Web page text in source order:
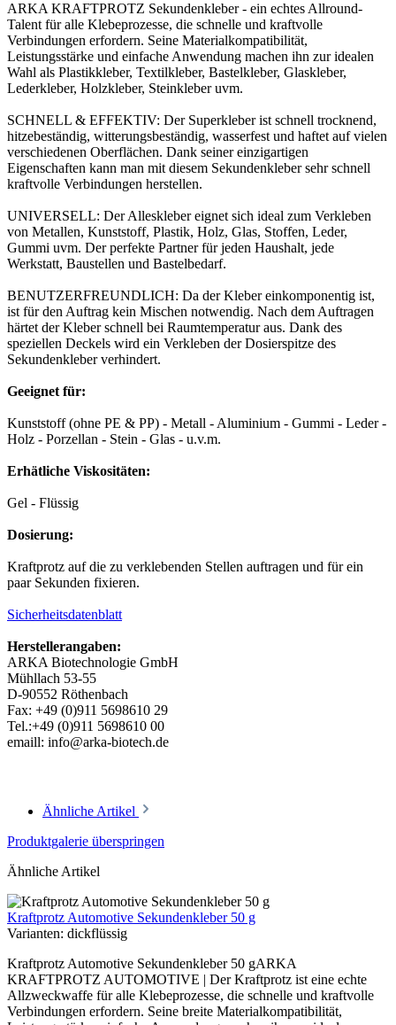
ARKA KRAFTPROTZ Sekundenkleber - ein echtes Allround-
Talent für alle Klebeprozesse, die schnelle und kraftvolle
Verbindungen erfordern. Seine Materialkompatibilität,
Leistungsstärke und einfache Anwendung machen ihn zur idealen
Wahl als Plastikkleber, Textilkleber, Bastelkleber, Glaskleber,
Lederkleber, Holzkleber, Steinkleber uvm.
SCHNELL & EFFEKTIV: Der Superkleber ist schnell trocknend,
hitzebeständig, witterungsbeständig, wasserfest und haftet auf vielen
verschiedenen Oberflächen. Dank seiner einzigartigen
Eigenschaften kann man mit diesem Sekundenkleber sehr schnell
kraftvolle Verbindungen herstellen.
UNIVERSELL: Der Alleskleber eignet sich ideal zum Verkleben
von Metallen, Kunststoff, Plastik, Holz, Glas, Stoffen, Leder,
Gummi uvm. Der perfekte Partner für jeden Haushalt, jede
Werkstatt, Baustellen und Bastelbedarf.
BENUTZERFREUNDLICH: Da der Kleber einkomponentig ist,
ist für den Auftrag kein Mischen notwendig. Nach dem Auftragen
härtet der Kleber schnell bei Raumtemperatur aus. Dank des
speziellen Deckels wird ein Verkleben der Dosierspitze des
Sekundenkleber verhindert.
Geeignet für:
Kunststoff (ohne PE & PP) - Metall - Aluminium - Gummi - Leder -
Holz - Porzellan - Stein - Glas - u.v.m.
Erhätliche Viskositäten:
Gel - Flüssig
Dosierung:
Kraftprotz auf die zu verklebenden Stellen auftragen und für ein
paar Sekunden fixieren.
Sicherheitsdatenblatt
Herstellerangaben:
ARKA Biotechnologie GmbH
Mühllach 53-55
D-90552 Röthenbach
Fax: +49 (0)911 5698610 29
Tel.:+49 (0)911 5698610 00
emaill: info@arka-biotech.de
Ähnliche Artikel
Produktgalerie überspringen
Ähnliche Artikel
Kraftprotz Automotive Sekundenkleber 50 g
Varianten: dickflüssig
Kraftprotz Automotive Sekundenkleber 50 gARKA
KRAFTPROTZ AUTOMOTIVE | Der Kraftprotz ist eine echte
Allzweckwaffe für alle Klebeprozesse, die schnelle und kraftvolle
Verbindungen erfordern. Seine breite Materialkompatibilität,